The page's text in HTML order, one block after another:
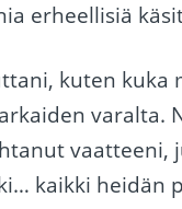
erheellisiä
kuten
varalta.
kaikki heidän